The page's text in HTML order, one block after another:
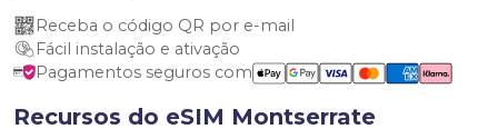
Receba o código QR por e-mail
Fácil instalação e ativação
Pagamentos seguros com
Recursos do eSIM Montserrate